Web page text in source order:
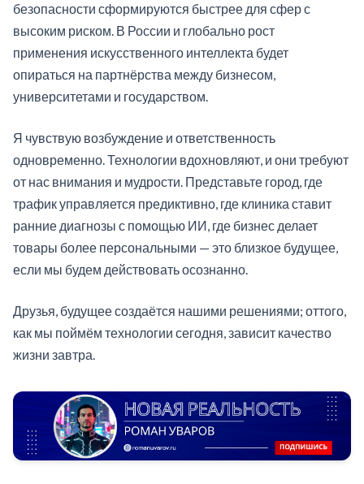
безопасности сформируются быстрее для сфер с
высоким риском. В России и глобально рост
применения искусственного интеллекта будет
опираться на партнёрства между бизнесом,
университетами и государством.
Я чувствую возбуждение и ответственность
одновременно. Технологии вдохновляют, и они требуют
от нас внимания и мудрости. Представьте город, где
трафик управляется предиктивно, где клиника ставит
ранние диагнозы с помощью ИИ, где бизнес делает
товары более персональными — это близкое будущее,
если мы будем действовать осознанно.
Друзья, будущее создаётся нашими решениями; оттого,
как мы поймём технологии сегодня, зависит качество
жизни завтра.